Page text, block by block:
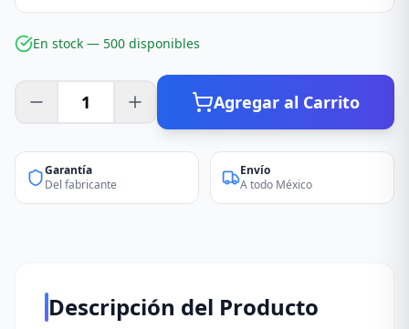
En stock — 500 disponibles
Agregar al Carrito
Garantía
Del fabricante
Envío
A todo México
Descripción del Producto